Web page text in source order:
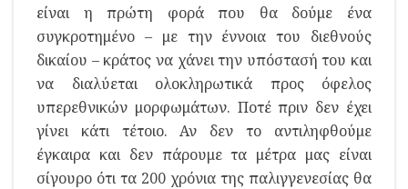
είναι η πρώτη φορά που θα δούμε ένα
συγκροτημένο – με την έννοια του διεθνούς
δικαίου – κράτος να χάνει την υπόστασή του και
να διαλύεται ολοκληρωτικά προς όφελος
υπερεθνικών μορφωμάτων. Ποτέ πριν δεν έχει
γίνει κάτι τέτοιο. Αν δεν το αντιληφθούμε
έγκαιρα και δεν πάρουμε τα μέτρα μας είναι
σίγουρο ότι τα 200 χρόνια της παλιγγενεσίας θα